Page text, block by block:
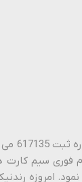
پیشخوان دولت
امروزه